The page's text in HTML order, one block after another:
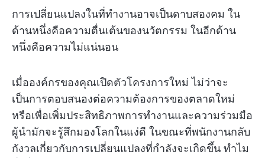
การเปลี่ยนแปลงในที่ทำงานอาจเป็นดาบสองคม ใน
ด้านหนึ่งคือความตื่นเต้นของนวัตกรรม ในอีกด้าน
หนึ่งคือความไม่แน่นอน
เมื่อองค์กรของคุณเปิดตัวโครงการใหม่ ไม่ว่าจะ
เป็นการตอบสนองต่อความต้องการของตลาดใหม่
หรือเพื่อเพิ่มประสิทธิภาพการทำงานและความร่วมมือ
ผู้นำมักจะรู้สึกมองโลกในแง่ดี ในขณะที่พนักงานกลับ
กังวลเกี่ยวกับการเปลี่ยนแปลงที่กำลังจะเกิดขึ้น ทำไม